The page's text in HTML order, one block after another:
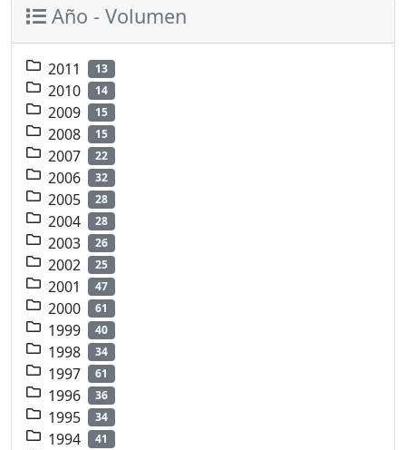
Año - Volumen
2011 13
2010 14
2009 15
2008 15
2007 22
2006 32
2005 28
2004 28
2003 26
2002 25
2001 47
2000 61
1999 40
1998 34
1997 61
1996 36
1995 34
1994 41